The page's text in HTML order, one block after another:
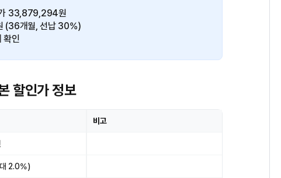
가 33,879,294원
(36개월, 선납 30%)
확인
할인가 정보
비고
2.0%)